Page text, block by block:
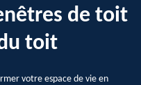
de toit
toit
votre espace de vie en